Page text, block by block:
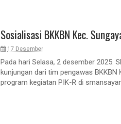
Sosialisasi BKKBN Kec.
17 Desember
Pada hari Selasa, 2 desember 2025.
kunjungan dari tim pengawas BKKBN
program kegiatan PIK-R di